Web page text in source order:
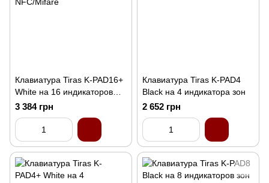
Клавиатура Tiras K-PAD16+
White на 16 индикаторов
зон со встроенным
считывателем NFC/Mifare
3 384 грн
Клавиатура Tiras K-PAD4
Black на 4 индикатора зон
2 652 грн